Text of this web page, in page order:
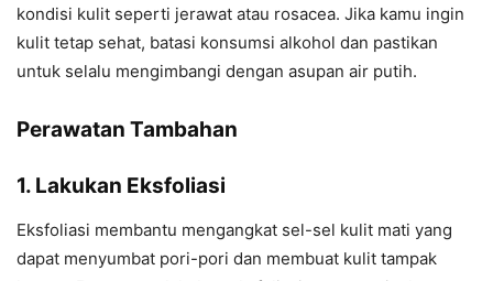
kondisi kulit seperti jerawat atau rosacea. Jika kamu ingin
kulit tetap sehat, batasi konsumsi alkohol dan pastikan
untuk selalu mengimbangi dengan asupan air putih.
Perawatan Tambahan
1. Lakukan Eksfoliasi
Eksfoliasi membantu mengangkat sel-sel kulit mati yang
dapat menyumbat pori-pori dan membuat kulit tampak